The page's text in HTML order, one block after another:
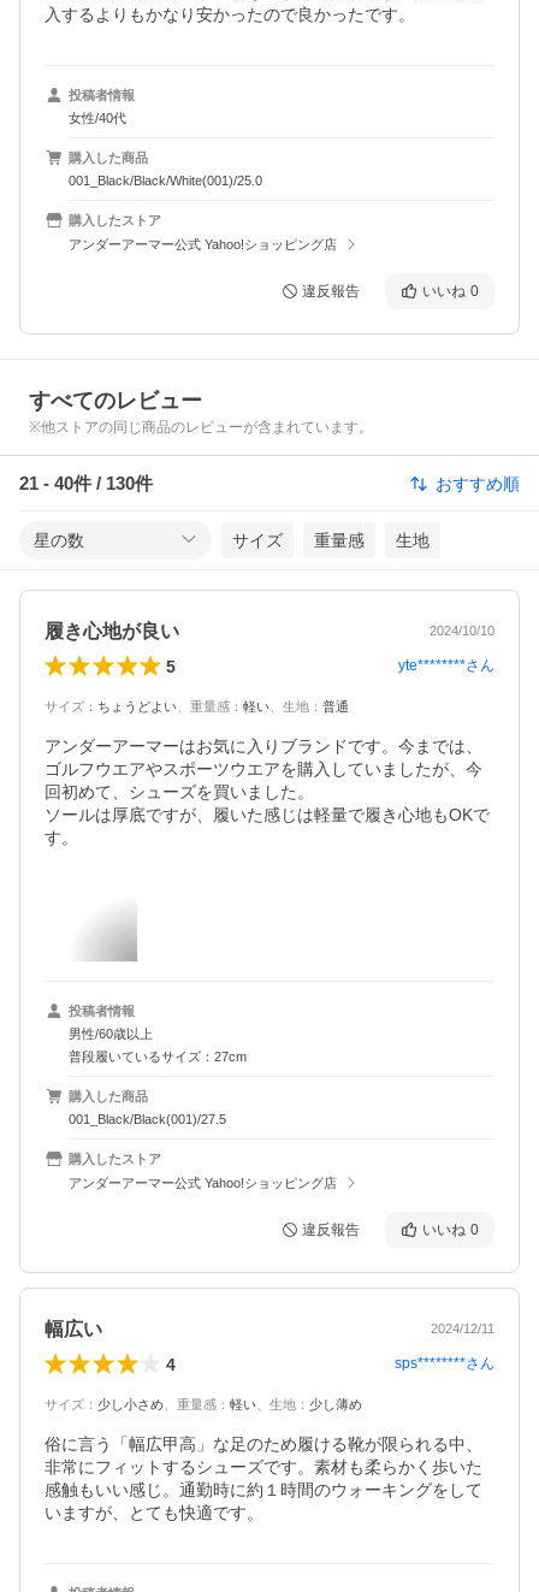
入するよりもかなり安かったので良かったです。
投稿者情報
女性/40代
購入した商品
001_Black/Black/White(001)/25.0
購入したストア
アンダーアーマー公式 Yahoo!ショッピング店
違反報告 いいね 0
すべてのレビュー
※他ストアの同じ商品のレビューが含まれています。
21 - 40件 / 130件 おすすめ順
星の数 サイズ 重量感 生地
履き心地が良い 2024/10/10
5 yte********さん
サイズ ： ちょうどよい 重量感 ： 軽い 生地 ： 普通
アンダーアーマーはお気に入りブランドです。今までは、
ゴルフウエアやスポーツウエアを購入していましたが、今
回初めて、シューズを買いました。
ソールは厚底ですが、履いた感じは軽量で履き心地もOKで
す。
投稿者情報
男性/60歳以上
普段履いているサイズ：27cm
購入した商品
001_Black/Black(001)/27.5
購入したストア
アンダーアーマー公式 Yahoo!ショッピング店
違反報告 いいね 0
幅広い 2024/12/11
4 sps********さん
サイズ ： 少し小さめ 重量感 ： 軽い 生地 ： 少し薄め
俗に言う「幅広甲高」な足のため履ける靴が限られる中、
非常にフィットするシューズです。素材も柔らかく歩いた
感触もいい感じ。通勤時に約１時間のウォーキングをして
いますが、とても快適です。